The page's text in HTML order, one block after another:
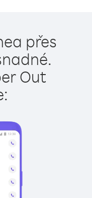
přes
Out